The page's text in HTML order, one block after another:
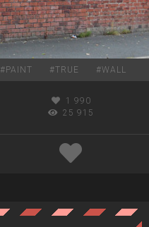
#PAINT #TRUE #WALL
1 990
25 915